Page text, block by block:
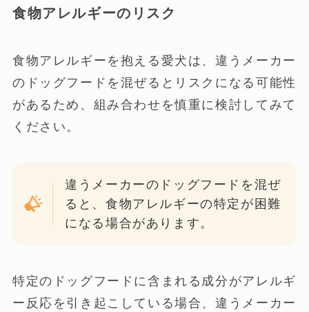
食物アレルギーのリスク
食物アレルギーを抱える愛犬は、違うメーカー
のドッグフードを混ぜるとリスクになる可能性
があるため、組み合わせを慎重に検討してみて
ください。
違うメーカーのドッグフードを混ぜ
ると、食物アレルギーの特定が困難
になる場合があります。
特定のドッグフードに含まれる成分がアレルギ
ー反応を引き起こしている場合、違うメーカー